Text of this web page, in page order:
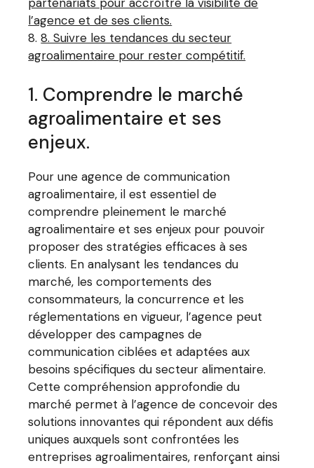
l’agence et de ses clients.
8. Suivre les tendances du secteur
agroalimentaire pour rester compétitif.
1. Comprendre le marché
agroalimentaire et ses
enjeux.
Pour une agence de communication
agroalimentaire, il est essentiel de
comprendre pleinement le marché
agroalimentaire et ses enjeux pour pouvoir
proposer des stratégies efficaces à ses
clients. En analysant les tendances du
marché, les comportements des
consommateurs, la concurrence et les
réglementations en vigueur, l’agence peut
développer des campagnes de
communication ciblées et adaptées aux
besoins spécifiques du secteur alimentaire.
Cette compréhension approfondie du
marché permet à l’agence de concevoir des
solutions innovantes qui répondent aux défis
uniques auxquels sont confrontées les
entreprises agroalimentaires, renforçant ainsi